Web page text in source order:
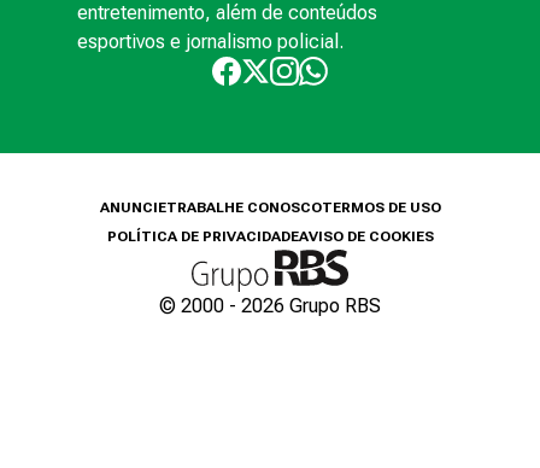
entretenimento, além de conteúdos
esportivos e jornalismo policial.
ANUNCIETRABALHE CONOSCOTERMOS DE USO
POLÍTICA DE PRIVACIDADEAVISO DE COOKIES
© 2000 - 2026 Grupo RBS